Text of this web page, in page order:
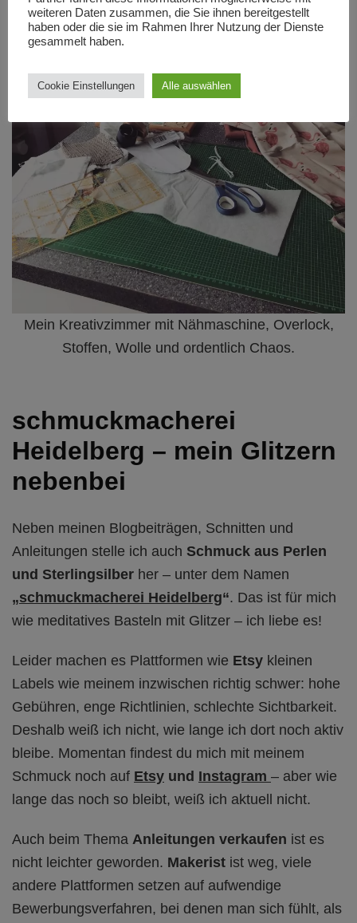
Mein Kreativzimmer mit Nähmaschine, Overlock,
Stoffen, Wolle und ordentlich Chaos.
schmuckmacherei
Heidelberg – mein Glitzern
nebenbei
Neben meinen Blogbeiträgen, Schnitten und
Anleitungen stelle ich auch Schmuck aus Perlen
und Sterlingsilber her – unter dem Namen
„schmuckmacherei Heidelberg“. Das ist für mich
wie meditatives Basteln mit Glitzer – ich liebe es!
Leider machen es Plattformen wie Etsy kleinen
Labels wie meinem inzwischen richtig schwer: hohe
Gebühren, enge Richtlinien, schlechte Sichtbarkeit.
Deshalb weiß ich nicht, wie lange ich dort noch aktiv
bleibe. Momentan findest du mich mit meinem
Schmuck noch auf Etsy und Instagram – aber wie
lange das noch so bleibt, weiß ich aktuell nicht.
Auch beim Thema Anleitungen verkaufen ist es
nicht leichter geworden. Makerist ist weg, viele
andere Plattformen setzen auf aufwendige
Bewerbungsverfahren, bei denen man sich fühlt, als
weiteren Daten zusammen, die Sie ihnen bereitgestellt
haben oder die sie im Rahmen Ihrer Nutzung der Dienste
gesammelt haben.
Cookie Einstellungen Alle auswählen